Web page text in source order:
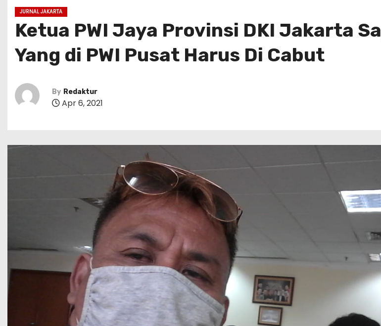
JURNAL JAKARTA
Ketua PWI Jaya Provinsi DKI Jakarta
Yang di PWI Pusat Harus Di Cabut
By Redaktur
Apr 6, 2021